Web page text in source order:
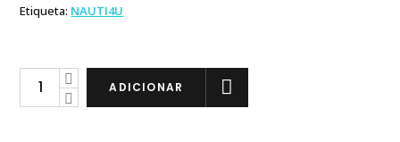
Etiqueta: NAUTI4U
Bandeira
ADICIONAR